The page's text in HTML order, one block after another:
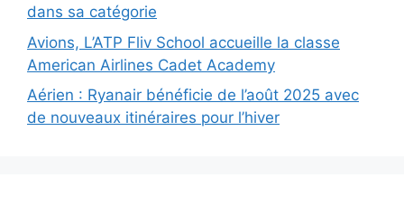
dans sa catégorie
Avions, L’ATP Fliv School accueille la classe
American Airlines Cadet Academy
Aérien : Ryanair bénéficie de l’août 2025 avec
de nouveaux itinéraires pour l’hiver